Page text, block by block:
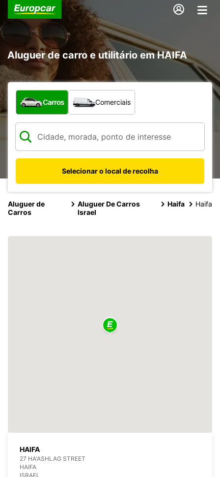
Aluguer de carro e utilitário em HAIFA
Que tipo de veículo pretende?
Carros Comerciais
Selecionar o local de recolha
Aluguer de
Carros
Aluguer De Carros
Israel
Haifa Haifa
HAIFA
27 HA'ASHLAG STREET
HAIFA
ISRAEL